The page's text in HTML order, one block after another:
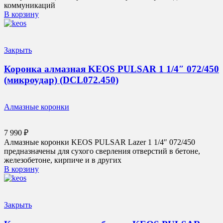
коммуникаций
В корзину
Закрыть
Коронка алмазная KEOS PULSAR 1 1/4″ 072/450
(микроудар) (DCL072.450)
Алмазные коронки
7 990 ₽
Алмазные коронки KEOS PULSAR Lazer 1 1/4″ 072/450
предназначены для сухого сверления отверстий в бетоне,
железобетоне, кирпиче и в других
В корзину
Закрыть